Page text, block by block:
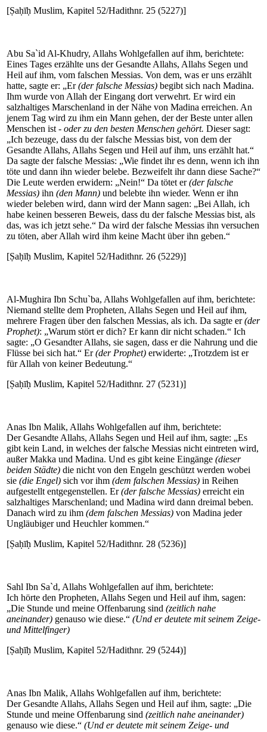
[Ṣaḥīḥ Muslim, Kapitel 52/Hadithnr. 25 (5227)]
Abu Sa`id Al-Khudry, Allahs Wohlgefallen auf ihm, berichtete:
Eines Tages erzählte uns der Gesandte Allahs, Allahs Segen und
Heil auf ihm, vom falschen Messias. Von dem, was er uns erzählt
hatte, sagte er: „Er(der falsche Messias) begibt sich nach Madina.
Ihm wurde von Allah der Eingang dort verwehrt. Er wird ein
salzhaltiges Marschenland in der Nähe von Madina erreichen. An
jenem Tag wird zu ihm ein Mann gehen, der der Beste unter allen
Menschen ist - oder zu den besten Menschen gehört. Dieser sagt:
„Ich bezeuge, dass du der falsche Messias bist, von dem der
Gesandte Allahs, Allahs Segen und Heil auf ihm, uns erzählt hat.“
Da sagte der falsche Messias: „Wie findet ihr es denn, wenn ich ihn
töte und dann ihn wieder belebe. Bezweifelt ihr dann diese Sache?“
Die Leute werden erwidern: „Nein!“ Da tötet er(der falsche
Messias) ihn (den Mann) und belebte ihn wieder. Wenn er ihn
wieder beleben wird, dann wird der Mann sagen: „Bei Allah, ich
habe keinen besseren Beweis, dass du der falsche Messias bist, als
das, was ich jetzt sehe.“ Da wird der falsche Messias ihn versuchen
zu töten, aber Allah wird ihm keine Macht über ihn geben.“
[Ṣaḥīḥ Muslim, Kapitel 52/Hadithnr. 26 (5229)]
Al-Mughira Ibn Schu`ba, Allahs Wohlgefallen auf ihm, berichtete:
Niemand stellte dem Propheten, Allahs Segen und Heil auf ihm,
mehrere Fragen über den falschen Messias, als ich. Da sagte er(der
Prophet): „Warum stört er dich? Er kann dir nicht schaden.“ Ich
sagte: „O Gesandter Allahs, sie sagen, dass er die Nahrung und die
Flüsse bei sich hat.“ Er(der Prophet) erwiderte: „Trotzdem ist er
für Allah von keiner Bedeutung.“
[Ṣaḥīḥ Muslim, Kapitel 52/Hadithnr. 27 (5231)]
Anas Ibn Malik, Allahs Wohlgefallen auf ihm, berichtete:
Der Gesandte Allahs, Allahs Segen und Heil auf ihm, sagte: „Es
gibt kein Land, in welches der falsche Messias nicht eintreten wird,
außer Makka und Madina. Und es gibt keine Eingänge (dieser
beiden Städte) die nicht von den Engeln geschützt werden wobei
sie (die Engel) sich vor ihm (dem falschen Messias) in Reihen
aufgestellt entgegenstellen. Er(der falsche Messias) erreicht ein
salzhaltiges Marschenland; und Madina wird dann dreimal beben.
Danach wird zu ihm (dem falschen Messias) von Madina jeder
Ungläubiger und Heuchler kommen.“
[Ṣaḥīḥ Muslim, Kapitel 52/Hadithnr. 28 (5236)]
Sahl Ibn Sa`d, Allahs Wohlgefallen auf ihm, berichtete:
Ich hörte den Propheten, Allahs Segen und Heil auf ihm, sagen:
„Die Stunde und meine Offenbarung sind (zeitlich nahe
aneinander) genauso wie diese.“ (Und er deutete mit seinem Zeige-
und Mittelfinger)
[Ṣaḥīḥ Muslim, Kapitel 52/Hadithnr. 29 (5244)]
Anas Ibn Malik, Allahs Wohlgefallen auf ihm, berichtete:
Der Gesandte Allahs, Allahs Segen und Heil auf ihm, sagte: „Die
Stunde und meine Offenbarung sind (zeitlich nahe aneinander)
genauso wie diese.“ (Und er deutete mit seinem Zeige- und